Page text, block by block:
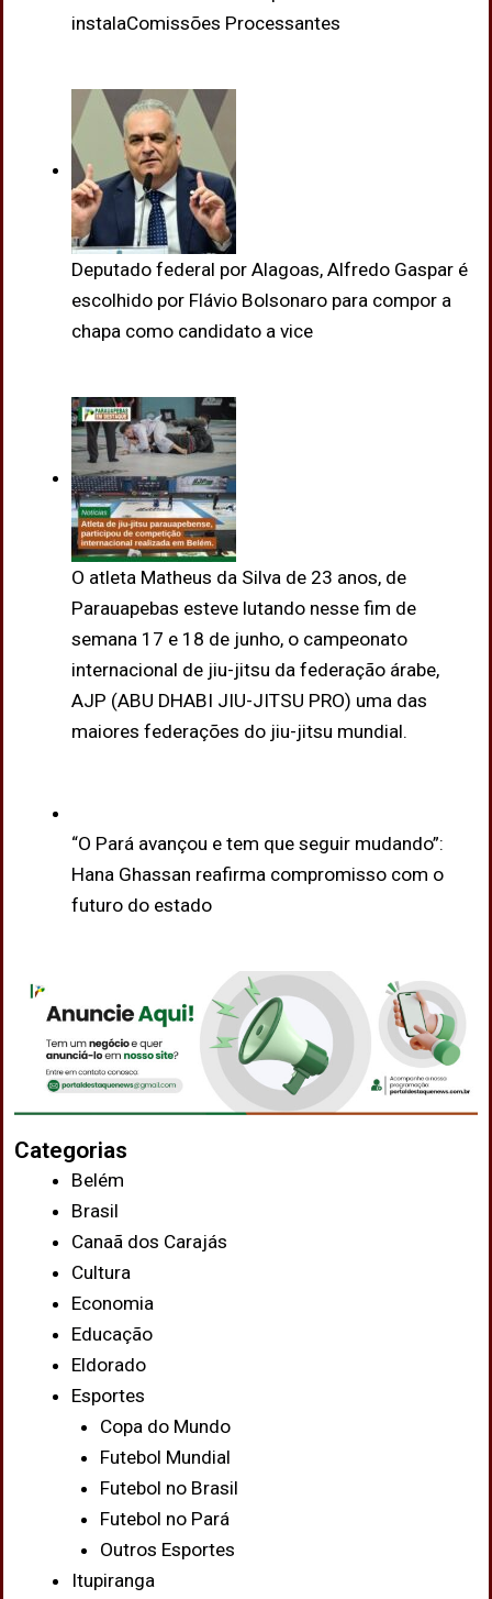
instalaComissões Processantes
Deputado federal por Alagoas, Alfredo Gaspar é
escolhido por Flávio Bolsonaro para compor a
chapa como candidato a vice
O atleta Matheus da Silva de 23 anos, de
Parauapebas esteve lutando nesse fim de
semana 17 e 18 de junho, o campeonato
internacional de jiu-jitsu da federação árabe,
AJP (ABU DHABI JIU-JITSU PRO) uma das
maiores federações do jiu-jitsu mundial.
“O Pará avançou e tem que seguir mudando”:
Hana Ghassan reafirma compromisso com o
futuro do estado
Categorias
Belém
Brasil
Canaã dos Carajás
Cultura
Economia
Educação
Eldorado
Esportes
Copa do Mundo
Futebol Mundial
Futebol no Brasil
Futebol no Pará
Outros Esportes
Itupiranga